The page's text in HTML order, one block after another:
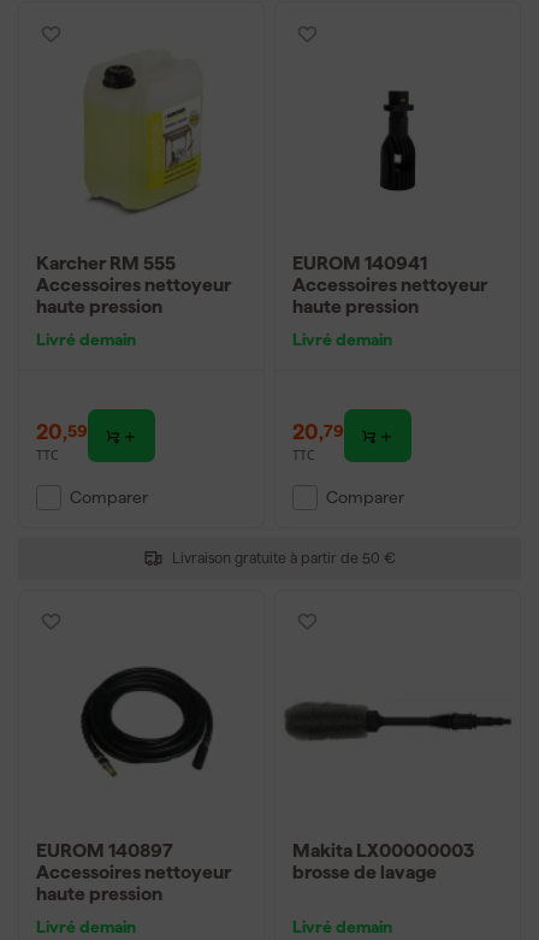
Livraison gratuite à partir de 50 €
Karcher RM 555
Accessoires nettoyeur
haute pression
Livré demain
20,59
TTC
Comparer
EUROM 140941
Accessoires nettoyeur
haute pression
Livré demain
20,79
TTC
Comparer
EUROM 140897
Accessoires nettoyeur
haute pression
Livré demain
Makita LX00000003
brosse de lavage
Livré demain